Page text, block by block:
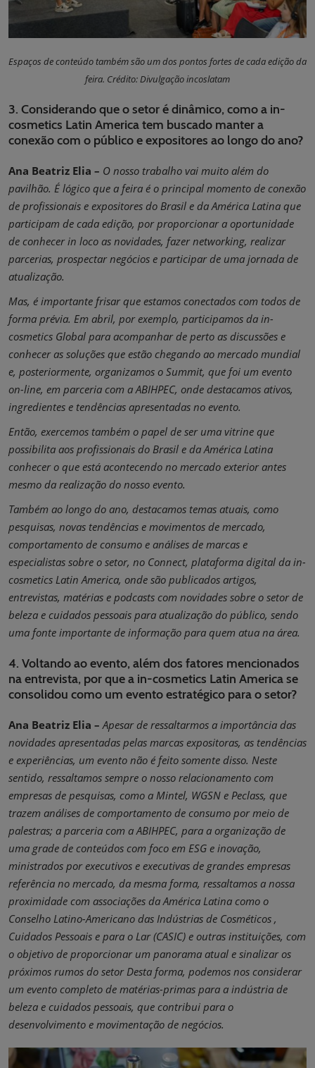
Espaços de conteúdo também são um dos pontos fortes de cada edição da
feira. Crédito: Divulgação incoslatam
3. Considerando que o setor é dinâmico, como a in-
cosmetics Latin America tem buscado manter a
conexão com o público e expositores ao longo do ano?
Ana Beatriz Elia – O nosso trabalho vai muito além do
pavilhão. É lógico que a feira é o principal momento de conexão
de profissionais e expositores do Brasil e da América Latina que
participam de cada edição, por proporcionar a oportunidade
de conhecer in loco as novidades, fazer networking, realizar
parcerias, prospectar negócios e participar de uma jornada de
atualização.
Mas, é importante frisar que estamos conectados com todos de
forma prévia. Em abril, por exemplo, participamos da in-
cosmetics Global para acompanhar de perto as discussões e
conhecer as soluções que estão chegando ao mercado mundial
e, posteriormente, organizamos o Summit, que foi um evento
on-line, em parceria com a ABIHPEC, onde destacamos ativos,
ingredientes e tendências apresentadas no evento.
Então, exercemos também o papel de ser uma vitrine que
possibilita aos profissionais do Brasil e da América Latina
conhecer o que está acontecendo no mercado exterior antes
mesmo da realização do nosso evento.
Também ao longo do ano, destacamos temas atuais, como
pesquisas, novas tendências e movimentos de mercado,
comportamento de consumo e análises de marcas e
especialistas sobre o setor, no Connect, plataforma digital da in-
cosmetics Latin America, onde são publicados artigos,
entrevistas, matérias e podcasts com novidades sobre o setor de
beleza e cuidados pessoais para atualização do público, sendo
uma fonte importante de informação para quem atua na área.
4. Voltando ao evento, além dos fatores mencionados
na entrevista, por que a in-cosmetics Latin America se
consolidou como um evento estratégico para o setor?
Ana Beatriz Elia – Apesar de ressaltarmos a importância das
novidades apresentadas pelas marcas expositoras, as tendências
e experiências, um evento não é feito somente disso. Neste
sentido, ressaltamos sempre o nosso relacionamento com
empresas de pesquisas, como a Mintel, WGSN e Peclass, que
trazem análises de comportamento de consumo por meio de
palestras; a parceria com a ABIHPEC, para a organização de
uma grade de conteúdos com foco em ESG e inovação,
ministrados por executivos e executivas de grandes empresas
referência no mercado, da mesma forma, ressaltamos a nossa
proximidade com associações da América Latina como o
Conselho Latino-Americano das Indústrias de Cosméticos ,
Cuidados Pessoais e para o Lar (CASIC) e outras instituições, com
o objetivo de proporcionar um panorama atual e sinalizar os
próximos rumos do setor Desta forma, podemos nos considerar
um evento completo de matérias-primas para a indústria de
beleza e cuidados pessoais, que contribui para o
desenvolvimento e movimentação de negócios.